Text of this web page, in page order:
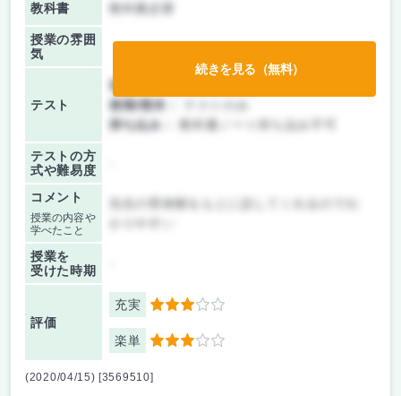
教科書 教科書必要
授業の雰囲
気
テスト
前期/中間：
後期/期末：
持ち込み：
教科書ノート持ち込み不可
テストの方
式や難易度
コメント
授業の内容や
学べたこと
先生の実体験をもとに話してくれるのでわ
授業を
受けた時期
評価
充実 3
楽単 3
続きを見る（無料）
(2020/04/15) [3569510]